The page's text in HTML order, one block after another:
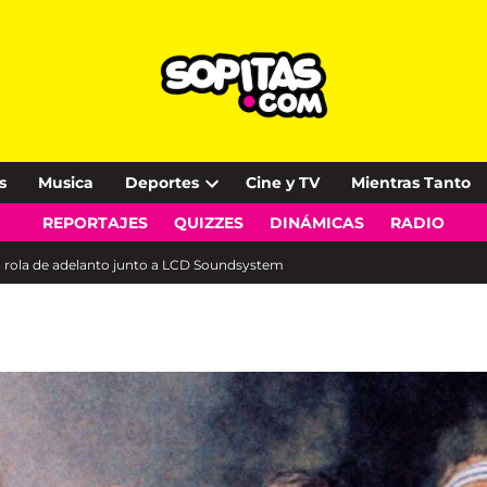
Musica Deportes
Open
dropdown
Cine y TV Mientras Tanto
REPORTAJES QUIZZES DINÁMICAS RADIO
de adelanto junto a LCD Soundsystem